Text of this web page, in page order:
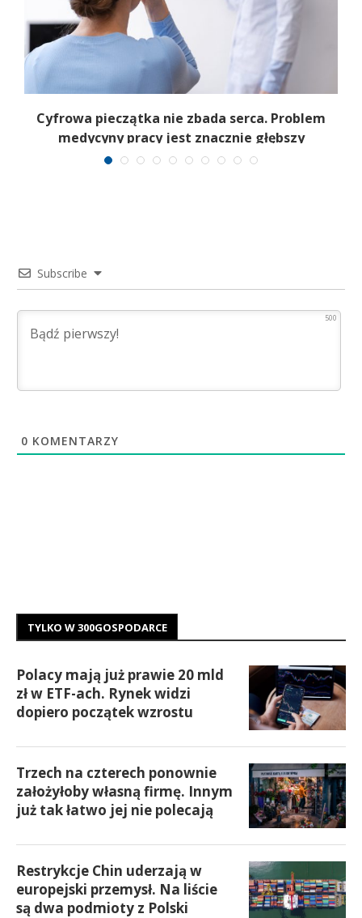
Cyfrowa pieczątka nie zbada serca. Problem
medycyny pracy jest znacznie głębszy
Subscribe
500
0 KOMENTARZY
TYLKO W 300GOSPODARCE
Polacy mają już prawie 20 mld
zł w ETF-ach. Rynek widzi
dopiero początek wzrostu
Trzech na czterech ponownie
założyłoby własną firmę. Innym
już tak łatwo jej nie polecają
Restrykcje Chin uderzają w
europejski przemysł. Na liście
są dwa podmioty z Polski